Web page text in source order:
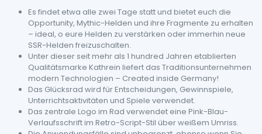
Es findet etwa alle zwei Tage statt und bietet euch die
Opportunity, Mythic-Helden und ihre Fragmente zu erhalten
– ideal, o eure Helden zu verstärken oder immerhin neue
SSR-Helden freizuschalten.
Unter dieser seit mehr als 1 hundred Jahren etablierten
Qualitätsmarke Kathrein liefert das Traditionsunternehmen
modern Technologien – Created inside Germany!
Das Glücksrad wird für Entscheidungen, Gewinnspiele,
Unterrichtsaktivitäten und Spiele verwendet.
Das zentrale Logo im Rad verwendet eine Pink-Blau-
Verlaufsschrift im Retro-Script-Stil über weißem Umriss.